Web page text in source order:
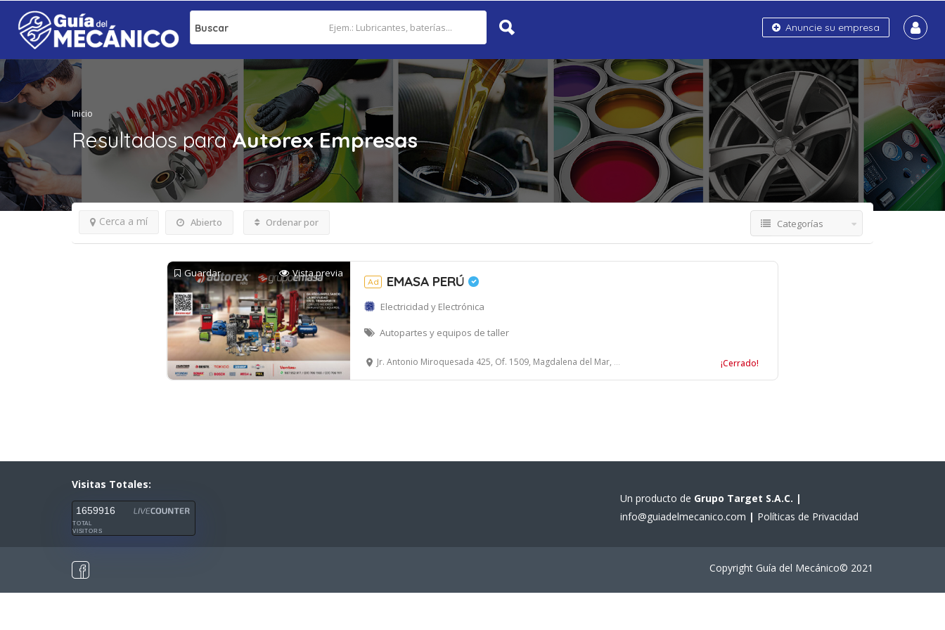
Buscar Anuncie su empresa
Inicio
Resultados paraAutorex Empresas
Abierto
Cerca a mí Ordenar por Categorías
Guardar Vista previa
Ad EMASA PERÚ
Electricidad y Electrónica
Autopartes y equipos de taller
Jr. Antonio Miroquesada 425, Of. 1509, Magdalena del Mar, Lima ¡Cerrado!
Visitas Totales:
1659916
TOTAL
VISITORS
Un producto de Grupo Target S.A.C. |
info@guiadelmecanico.com | Políticas de Privacidad
Copyright Guía del Mecánico© 2021